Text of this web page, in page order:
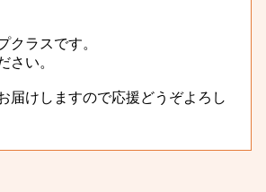
クラスです。
さい。
届けしますので応援どうぞよろし